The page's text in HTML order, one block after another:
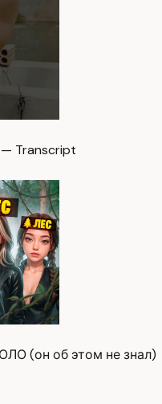
Transcript
(он об этом не знал)